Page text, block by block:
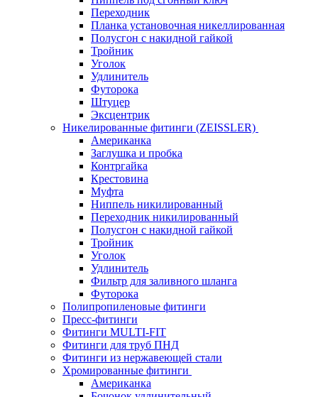
Переходник
Планка установочная никеллированная
Полусгон с накидной гайкой
Тройник
Уголок
Удлинитель
Футорока
Штуцер
Эксцентрик
Никелированные фитинги (ZEISSLER)
Американка
Заглушка и пробка
Контргайка
Крестовина
Муфта
Ниппель никилированный
Переходник никилированный
Полусгон с накидной гайкой
Тройник
Уголок
Удлинитель
Фильтр для заливного шланга
Футорока
Полипропиленовые фитинги
Пресс-фитинги
Фитинги MULTI-FIT
Фитинги для труб ПНД
Фитинги из нержавеющей стали
Хромированные фитинги
Американка